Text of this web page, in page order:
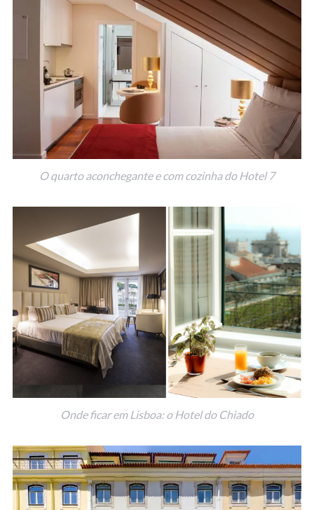
O quarto aconchegante e com cozinha do Hotel 7
Onde ficar em Lisboa: o Hotel do Chiado